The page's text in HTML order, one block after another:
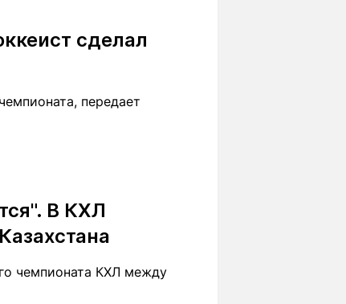
Путевые
Алатау
Учебные
сделал
передает
В КХЛ
чемпионата КХЛ между